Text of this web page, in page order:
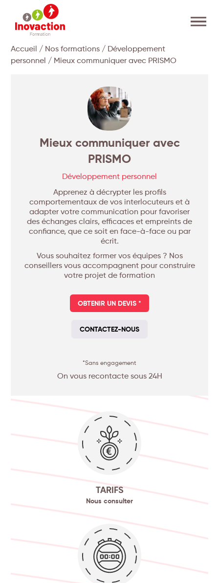
Accueil / Nos formations / Développement
personnel / Mieux communiquer avec PRISMO
Mieux communiquer avec
PRISMO
Développement personnel
Apprenez à décrypter les profils
comportementaux de vos interlocuteurs et à
adapter votre communication pour favoriser
des échanges clairs, efficaces et empreints de
confiance, que ce soit en face-à-face ou par
écrit.
Vous souhaitez former vos équipes ? Nos
conseillers vous accompagnent pour construire
votre projet de formation
OBTENIR UN DEVIS *
CONTACTEZ-NOUS
*Sans engagement
On vous recontacte sous 24H
TARIFS
Nous consulter